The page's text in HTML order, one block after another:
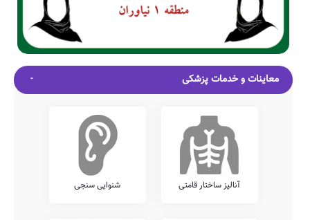
معاینات و خدمات پزشکی
آنالیز ساختار قامتی شنوایی سنجی